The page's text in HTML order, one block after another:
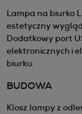
Lampa na biurko
estetyczny
Dodatkowy port
elektronicznych i
biurku.
BUDOWA
Klosz lampy z